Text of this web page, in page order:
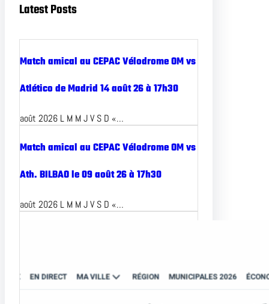
Latest Posts
Match amical au CEPAC Vélodrome OM vs
Atlético de Madrid 14 août 26 à 17h30
août 2026 L M M J V S D «…
Match amical au CEPAC Vélodrome OM vs
Ath. BILBAO le 09 août 26 à 17h30
août 2026 L M M J V S D «…